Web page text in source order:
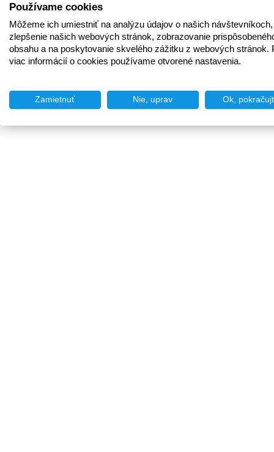
Používame cookies
Môžeme ich umiestniť na analýzu údajov o našich
zlepšenie našich webových stránok, zobrazovanie
obsahu a na poskytovanie skvelého zážitku z webových stránok.
viac informácií o cookies používame otvorené nastavenia.
Zamietnuť Nie, uprav Ok,